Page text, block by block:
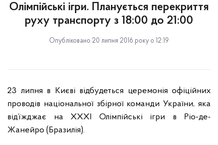
Олімпійські ігри. Планується перекриття
руху транспорту з 18:00 до 21:00
Опубліковано 20 липня 2016 року о 12:19
23 липня в Києві відбудеться церемонія офіційних
проводів національної збірної команди України, яка
від’їжджає на ХХХІ Олімпійські ігри в Ріо-де-
Жанейро (Бразилія).